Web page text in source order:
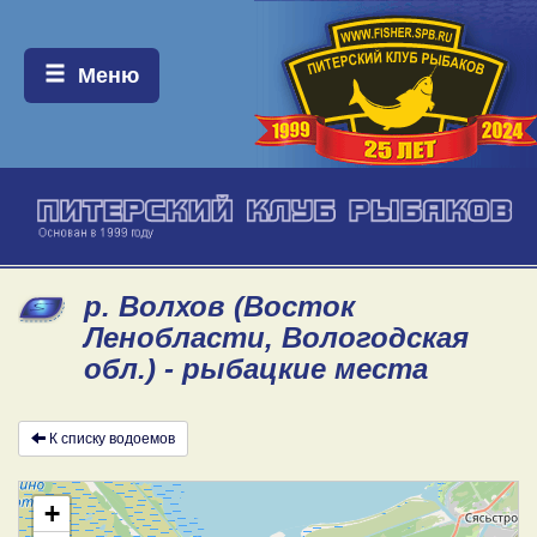
Меню:
Меню
р. Волхов (Восток
Ленобласти, Вологодская
обл.) - рыбацкие места
К списку водоемов
+